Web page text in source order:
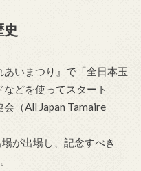
いまつり』で「全日本玉
どを使ってスタート
（All Japan Tamaire
が出場し、記念すべき